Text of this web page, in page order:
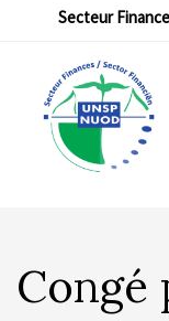
Secteur
Congé